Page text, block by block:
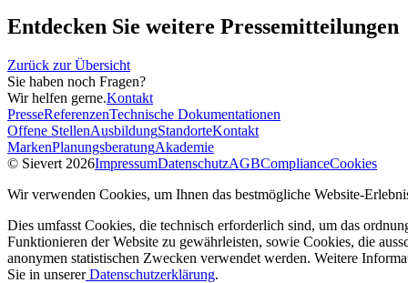
Entdecken Sie weitere Pressemitteilungen
Zurück zur Übersicht
Sie haben noch Fragen?
Wir helfen gerne.Kontakt
PresseReferenzenTechnische Dokumentationen
Offene StellenAusbildungStandorteKontakt
MarkenPlanungsberatungAkademie
© Sievert 2026ImpressumDatenschutzAGBComplianceCookies
Wir verwenden Cookies, um Ihnen das bestmögliche Website-
Dies umfasst Cookies, die technisch erforderlich sind, um das
Funktionieren der Website zu gewährleisten, sowie Cookies, die
anonymen statistischen Zwecken verwendet werden. Weitere
Sie in unsererDatenschutzerklärung.